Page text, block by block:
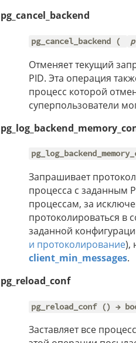
pg_cancel_backend
pg_cancel_backend (
Отменяет текущий
PID. Эта операция
процесс которой
суперпользователи
Запрашивает
процесса с заданным
процессам, за
протоколироваться в
заданной
и протоколирование),
client_min_messages.
pg_reload_conf
pg_reload_conf () →
Заставляет все